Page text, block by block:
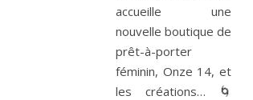
accueille une
nouvelle boutique de
prêt-à-porter
féminin, Onze 14, et
les créations… 🌀